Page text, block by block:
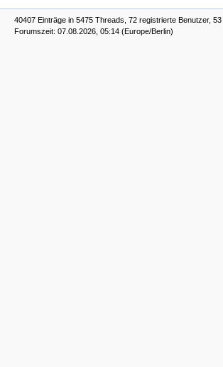
40407 Einträge in 5475 Threads, 72 registrierte Benutzer,
Forumszeit: 07.08.2026, 05:14 (Europe/Berlin)